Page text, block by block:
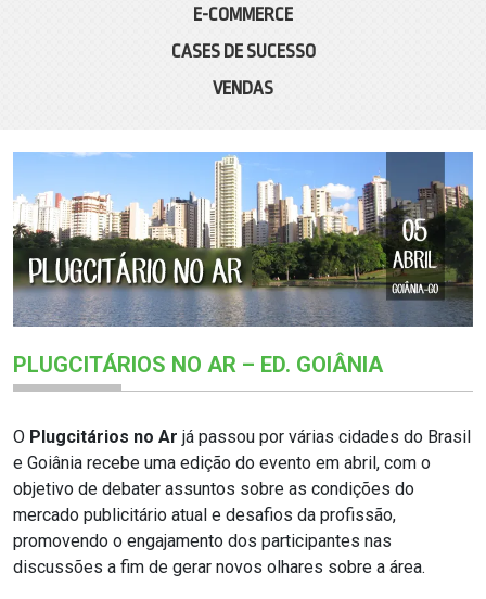
E-COMMERCE
CASES DE SUCESSO
VENDAS
PLUGCITÁRIOS NO AR – ED. GOIÂNIA
O Plugcitários no Ar já passou por várias cidades do Brasil
e Goiânia recebe uma edição do evento em abril, com o
objetivo de debater assuntos sobre as condições do
mercado publicitário atual e desafios da profissão,
promovendo o engajamento dos participantes nas
discussões a fim de gerar novos olhares sobre a área.